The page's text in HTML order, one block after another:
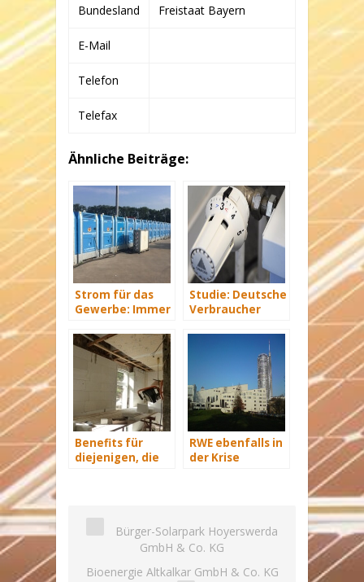
Bundesland Freistaat Bayern
E-Mail
Telefon
Telefax
Ähnliche Beiträge:
Strom für das
Gewerbe: Immer
versorgt
Studie: Deutsche
Verbraucher
Hunderte Euro
an Heizkosten
Benefits für
diejenigen, die
RWE ebenfalls in
der Krise
Bürger-Solarpark Hoyerswerda
GmbH & Co. KG
Bioenergie Altkalkar GmbH & Co. KG